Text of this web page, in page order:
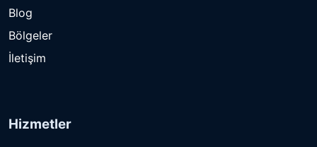
Blog
Bölgeler
İletişim
Hizmetler